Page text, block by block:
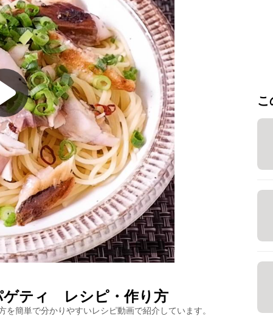
ティ レシピ・作り方
を簡単で分かりやすいレシピ動画で紹介しています。